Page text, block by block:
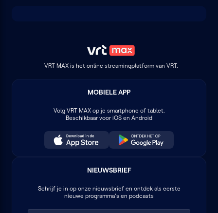
VRT MAX is het online streamingplatform van VRT.
MOBIELE APP
Volg VRT MAXop je smartphone of tablet.
Beschikbaar voor iOS en Android
NIEUWSBRIEF
Schrijf je in op onze nieuwsbrief en ontdek als eerste
nieuwe programma's en podcasts